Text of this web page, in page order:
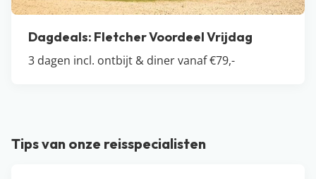
Dagdeals: Fletcher Voordeel Vrijdag
3 dagen incl. ontbijt & diner vanaf €79,-
Tips van onze reisspecialisten